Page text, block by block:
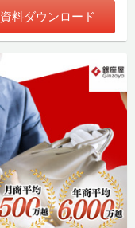
資料ダウンロード